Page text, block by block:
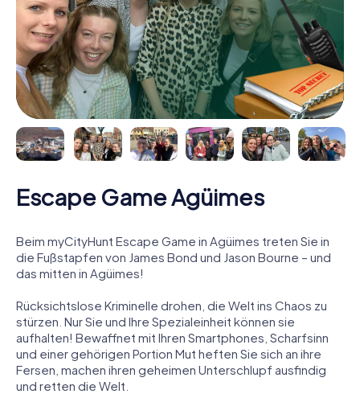
Escape Game Agüimes
Beim myCityHunt Escape Game in Agüimes treten Sie in
die Fußstapfen von James Bond und Jason Bourne – und
das mitten in Agüimes!
Rücksichtslose Kriminelle drohen, die Welt ins Chaos zu
stürzen. Nur Sie und Ihre Spezialeinheit können sie
aufhalten! Bewaffnet mit Ihren Smartphones, Scharfsinn
und einer gehörigen Portion Mut heften Sie sich an ihre
Fersen, machen ihren geheimen Unterschlupf ausfindig
und retten die Welt.